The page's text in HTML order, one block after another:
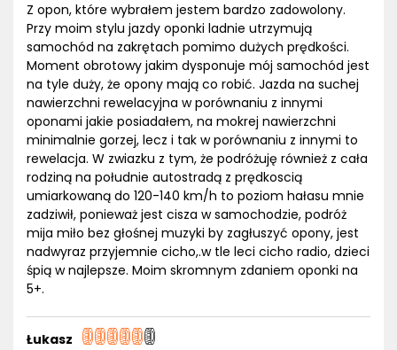
Z opon, które wybrałem jestem bardzo zadowolony.
Przy moim stylu jazdy oponki ladnie utrzymują
samochód na zakrętach pomimo dużych prędkości.
Moment obrotowy jakim dysponuje mój samochód jest
na tyle duży, że opony mają co robić. Jazda na suchej
nawierzchni rewelacyjna w porównaniu z innymi
oponami jakie posiadałem, na mokrej nawierzchni
minimalnie gorzej, lecz i tak w porównaniu z innymi to
rewelacja. W zwiazku z tym, że podróżuję również z cała
rodziną na południe autostradą z prędkoscią
umiarkowaną do 120-140 km/h to poziom hałasu mnie
zadziwił, ponieważ jest cisza w samochodzie, podróż
mija miło bez głośnej muzyki by zagłuszyć opony, jest
nadwyraz przyjemnie cicho,.w tle leci cicho radio, dzieci
śpią w najlepsze. Moim skromnym zdaniem oponki na
5+.
Łukasz